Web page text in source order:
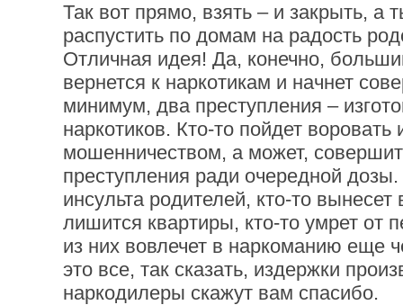
Так вот прямо, взять – и закрыть, а
распустить по домам на радость
Отличная идея! Да, конечно,
вернется к наркотикам и начнет
минимум, два преступления –
наркотиков. Кто-то пойдет воровать
мошенничеством, а может,
преступления ради очередной
инсульта родителей, кто-то
лишится квартиры, кто-то умрет от
из них вовлечет в наркоманию еще
это все, так сказать, издержки
наркодилеры скажут вам спасибо.